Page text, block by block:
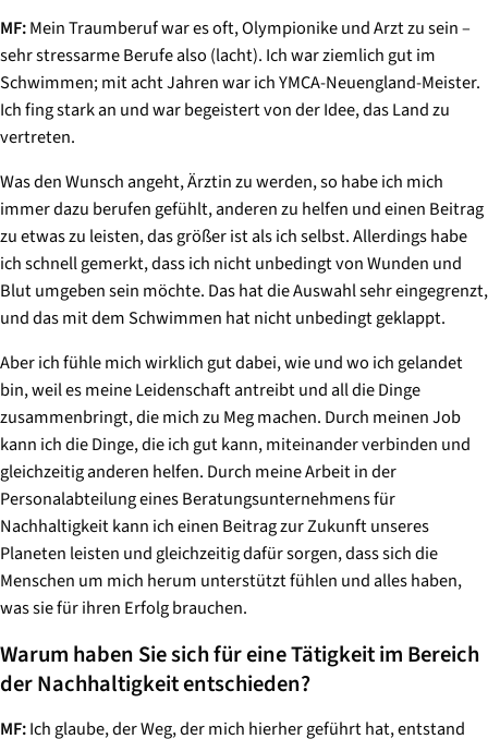
MF:Mein Traumberuf war es oft, OlympionikeundArzt zu sein –
sehr stressarme Berufe also (lacht). Ich war ziemlich gut im
Schwimmen; mit acht Jahren war ich YMCA-Neuengland-Meister.
Ich fing stark an und war begeistert von der Idee, das Land zu
vertreten.
Was den Wunsch angeht, Ärztin zu werden, so habe ich mich
immer dazu berufen gefühlt, anderen zu helfen und einen Beitrag
zu etwas zu leisten, das größer ist als ich selbst. Allerdings habe
ich schnell gemerkt, dass ich nicht unbedingt von Wunden und
Blut umgeben sein möchte. Das hat die Auswahl sehr eingegrenzt,
und das mit dem Schwimmen hat nicht unbedingt geklappt.
Aber ich fühle mich wirklich gut dabei, wie und wo ich gelandet
bin, weil es meine Leidenschaft antreibt und all die Dinge
zusammenbringt, die mich zu Meg machen. Durch meinen Job
kann ich die Dinge, die ich gut kann, miteinander verbinden und
gleichzeitig anderen helfen. Durch meine Arbeit in der
Personalabteilung eines Beratungsunternehmens für
Nachhaltigkeit kann ich einen Beitrag zur Zukunft unseres
Planeten leisten und gleichzeitig dafür sorgen, dass sich die
Menschen um mich herum unterstützt fühlen und alles haben,
was sie für ihren Erfolg brauchen.
Warum haben Sie sich für eine Tätigkeit im Bereich
der Nachhaltigkeit entschieden?
MF:Ich glaube, der Weg, der mich hierher geführt hat, entstand